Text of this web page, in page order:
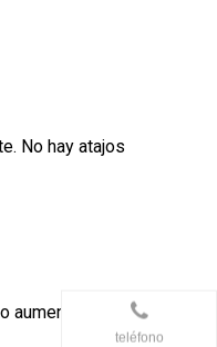
teléfono
No hay atajos